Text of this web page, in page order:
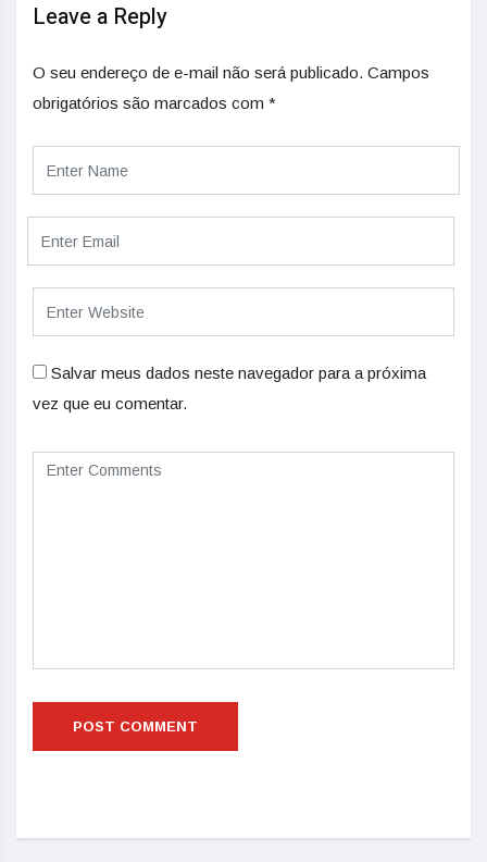
Leave a Reply
O seu endereço de e-mail não será publicado. Campos
obrigatórios são marcados com *
Salvar meus dados neste navegador para a próxima
vez que eu comentar.